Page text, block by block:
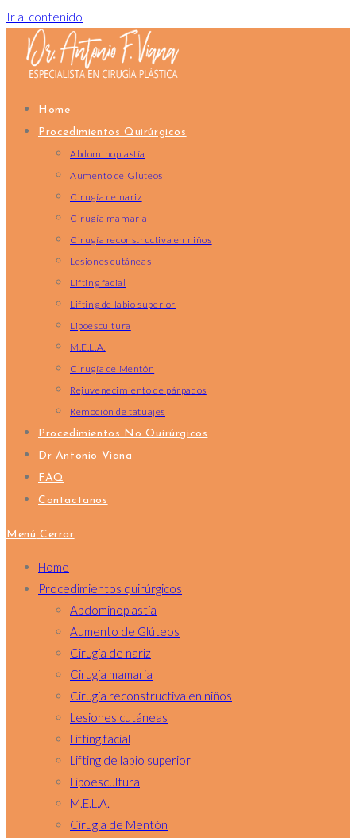
Ir al contenido
Home
Procedimientos Quirúrgicos
Abdominoplastía
Aumento de Glúteos
Cirugía de nariz
Cirugía mamaria
Cirugía reconstructiva en niños
Lesiones cutáneas
Lifting facial
Lifting de labio superior
Lipoescultura
M.E.L.A.
Cirugía de Mentón
Rejuvenecimiento de párpados
Remoción de tatuajes
Procedimientos No Quirúrgicos
Dr Antonio Viana
FAQ
Contactanos
Menú Cerrar
Home
Procedimientos quirúrgicos
Abdominoplastía
Aumento de Glúteos
Cirugía de nariz
Cirugía mamaria
Cirugía reconstructiva en niños
Lesiones cutáneas
Lifting facial
Lifting de labio superior
Lipoescultura
M.E.L.A.
Cirugía de Mentón